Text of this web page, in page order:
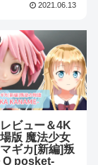
2021.06.13
レビュー＆4K
版 魔法少女
ギカ[新編]叛
Q posket-